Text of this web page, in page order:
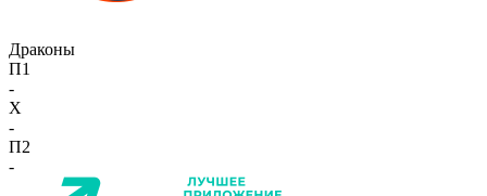
Драконы
П1
-
X
-
П2
-